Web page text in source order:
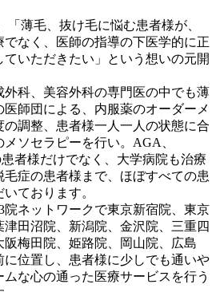
薄毛、抜け毛に悩む患者様が、
なく、医師の指導の下医学的に正
ていただきたい」という想いの元開
科、美容外科の専門医の中でも薄
師団による、内服薬のオーダーメ
調整、患者様一人一人の状態に合
ソセラピーを行い。AGA、
者様だけでなく、大学病院も治療
症の患者様まで、ほぼすべての患
ております。
院ネットワークで東京新宿院、東京
田沼院、新潟院、金沢院、三重四
阪梅田院、姫路院、岡山院、広島
に位置し、患者様に少しでも通いや
な心の通った医療サービスを行う